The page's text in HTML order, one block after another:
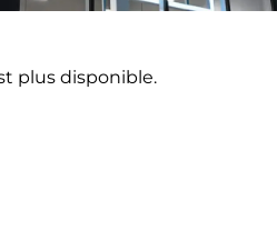
plus disponible.